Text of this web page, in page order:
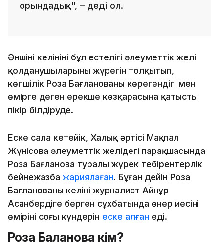
орындадық", – деді ол.
Әншінің келінінің бұл естелігі әлеуметтік желі
қолданушыларының жүрегін толқытып,
көпшілік Роза Бағланованың көрегендігі мен
өмірге деген ерекше көзқарасына қатысты
пікір білдіруде.
Еске сала кетейік, Халық әртісі Мақпал
Жүнісова әлеуметтік желідегі парақшасында
Роза Бағланова туралы жүрек тебірентерлік
бейнежазба жариялаған. Бұған дейін Роза
Бағланованың келіні журналист Айнұр
Асанбердіге берген сұхбатында өнер иесінің
өмірінің соңғы күндерін еске алған еді.
Роза Бағланова кім?